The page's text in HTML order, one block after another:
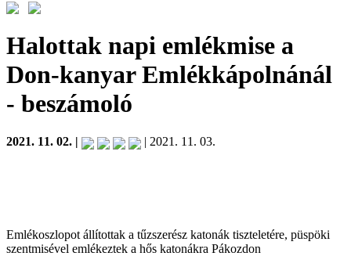
Halottak napi emlékmise a
Don-kanyar Emlékkápolnánál
- beszámoló
2021. 11. 02. | | 2021. 11. 03.
Emlékoszlopot állítottak a tűzszerész katonák tiszteletére, püspöki
szentmisével emlékeztek a hős katonákra Pákozdon